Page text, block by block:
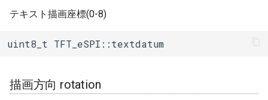
color8to16()
drawNumber()
数字描画 drawNumber()
テキスト描画座標(0-8)
uint8_t TFT_eSPI::textdatum
描画方向 rotation